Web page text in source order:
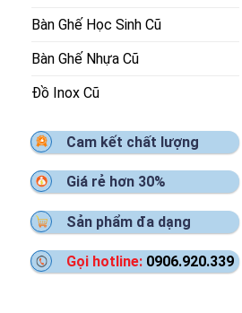
Bàn Ghế Học Sinh Cũ
Bàn Ghế Nhựa Cũ
Đồ Inox Cũ
Cam kết chất lượng
Giá rẻ hơn 30%
Sản phẩm đa dạng
Gọi hotline: 0906.920.339